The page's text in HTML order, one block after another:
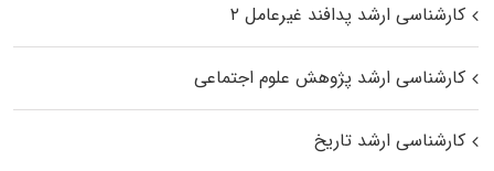
کارشناسی ارشد پدافند غیرعامل ۲
کارشناسی ارشد پژوهش علوم اجتماعی
کارشناسی ارشد تاریخ